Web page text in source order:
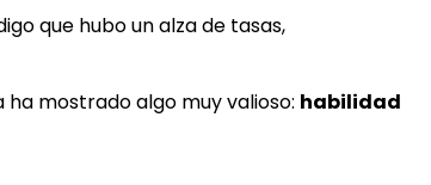
que hubo un alza de tasas,
mostrado algo muy valioso: habilidad